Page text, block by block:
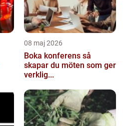
08 maj 2026
Boka konferens så
skapar du möten som ger
verklig...